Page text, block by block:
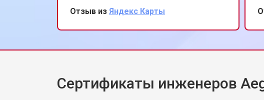
амортизаторах. Заменил оба,
запустили тест на 1200 оборотах —
стоит ровно, шум минимальный. Дал
Жена сказала, что машинка будто
Отзыв из Яндекс Карты
Сертификаты инженеров